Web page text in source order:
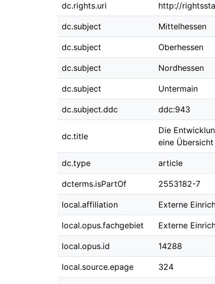
dc.rights.uri http://
dc.subject Mittelhessen
dc.subject Oberhessen
dc.subject Nordhessen
dc.subject Untermain
dc.subject.ddc ddc:943
dc.title
Die
eine Übersicht
dc.type article
dcterms.isPartOf 2553182-7
local.affiliation Externe
local.opus.fachgebiet Externe
local.opus.id 14288
local.source.epage 324